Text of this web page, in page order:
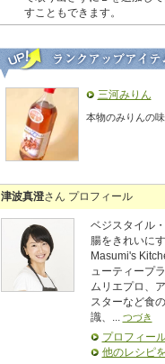
すこともできます。
三河みりん
本物のみりんの味
津波真澄さん プロフィール
ベジスタイル
腸をきれいに
Masumi's
ューティープ
ムリエプロ、
スターなど食
識、... つづき
プロフィー
他のレシピ